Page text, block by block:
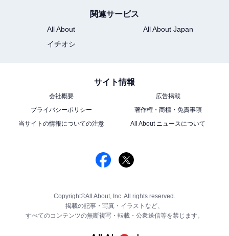
関連サービス
All About
All About Japan
イチオシ
サイト情報
会社概要
広告掲載
プライバシーポリシー
著作権・商標・免責事項
当サイトの情報についての注意
All About ニュースについて
Copyright©All About, Inc. All rights reserved.
掲載の記事・写真・イラストなど、
すべてのコンテンツの無断複写・転載・公衆送信等を禁じます。